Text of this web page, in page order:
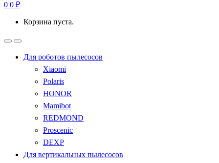
0 0 ₽
Корзина пуста.
Для роботов пылесосов
Xiaomi
Polaris
HONOR
Mamibot
REDMOND
Proscenic
DEXP
Для вертикальных пылесосов